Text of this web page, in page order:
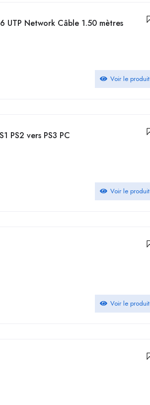
UTP Network Câble 1.50 mètres
Voir le produit
PS2 vers PS3 PC
Voir le produit
Voir le produit